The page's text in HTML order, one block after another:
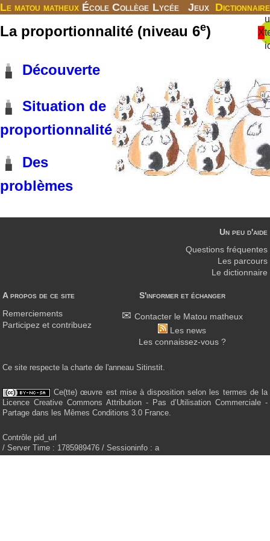
Le matou matheux École Collège Lycée Jeux Dictionnaire
X
La proportionnalité (niveau 6e)
Découverte
Situation de
proportionnalité
Des
problèmes
A propos de ce site
Remerciements
Participez et contribuez
S'informer et échanger
Contacter le Matou matheux
Les news
Les connaissez-vous ?
Un peu d'aide
Questions fréquentes
Les parcours
Le dictionnaire
Ce site respecte la charte de l'anneau Sitinstit.
Ce(tte) œuvre est mise à disposition selon les termes de la
Licence Creative Commons Attribution - Pas d’Utilisation Commerciale -
Partage dans les Mêmes Conditions 3.0 France.
Contrôle pid_url
/ Server Time : 1785989476 / Sessioninfo : a